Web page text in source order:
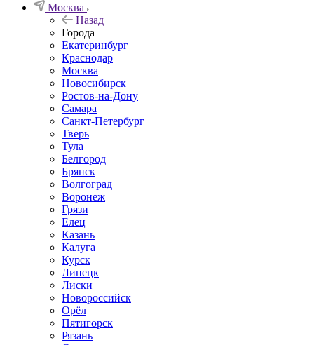
Москва
Назад
Города
Екатеринбург
Краснодар
Москва
Новосибирск
Ростов-на-Дону
Самара
Санкт-Петербург
Тверь
Тула
Белгород
Брянск
Волгоград
Воронеж
Грязи
Елец
Казань
Калуга
Курск
Липецк
Лиски
Новороссийск
Орёл
Пятигорск
Рязань